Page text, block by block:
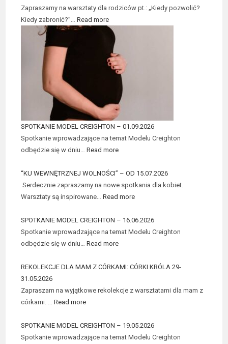
Zapraszamy na warsztaty dla rodziców pt.: „Kiedy pozwolić?
Kiedy zabronić?”…Read more
SPOTKANIE MODEL CREIGHTON – 01.09.2026
Spotkanie wprowadzające na temat Modelu Creighton
odbędzie się w dniu…Read more
“KU WEWNĘTRZNEJ WOLNOŚCI” – OD 15.07.2026
Serdecznie zapraszamy na nowe spotkania dla kobiet.
Warsztaty są inspirowane…Read more
SPOTKANIE MODEL CREIGHTON – 16.06.2026
Spotkanie wprowadzające na temat Modelu Creighton
odbędzie się w dniu…Read more
REKOLEKCJE DLA MAM Z CÓRKAMI: CÓRKI KRÓLA 29-
31.05.2026
Zapraszam na wyjątkowe rekolekcje z warsztatami dla mam z
córkami. …Read more
SPOTKANIE MODEL CREIGHTON – 19.05.2026
Spotkanie wprowadzające na temat Modelu Creighton